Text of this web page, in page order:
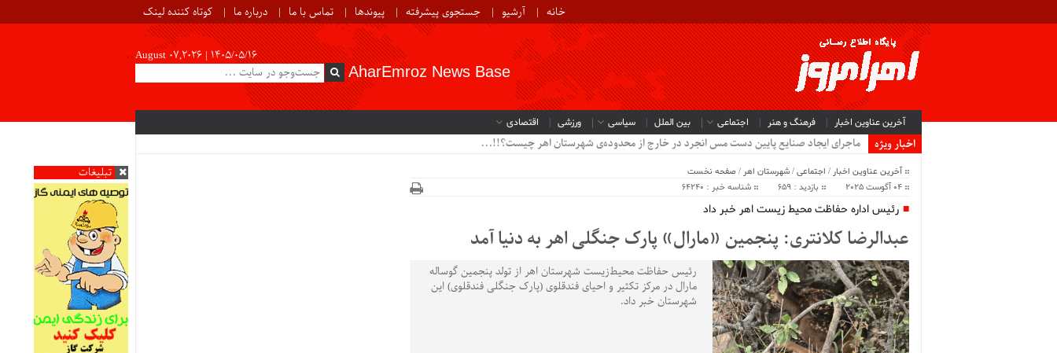
خانه آرشیو جستجوی پیشرفته پیوندها تماس با ما درباره ما کوتاه کننده لینک
August 07,2026 | ۱۴۰۵/۰۵/۱۶
AharEmroz News Base
آخرین عناوین اخبار فرهنگ و هنر اجتماعی بین الملل سیاسی ورزشی اقتصادی
اخبار ویژه
ماجرای ایجاد صنایع پایین دست مس انجرد در خارج از محدوده‌ی شهرستان اهر چیست؟!!...
تبلیغات
آخرین عناوین اخبار / اجتماعی/شهرستان اهر /صفحه نخست
04 آگوست 2025
بازدید : 659 شناسه خبر : 64240
رئیس اداره حفاظت محیط زیست اهر خبر داد
عبدالرضا کلانتری: پنجمین «مارال» پارک جنگلی اهر به دنیا آمد
رئیس حفاظت محیط‌زیست شهرستان اهر از تولد پنجمین گوساله‌
مارال در مرکز تکثیر و احیای فندقلوی (پارک جنگلی فندقلوی) این
شهرستان خبر داد.